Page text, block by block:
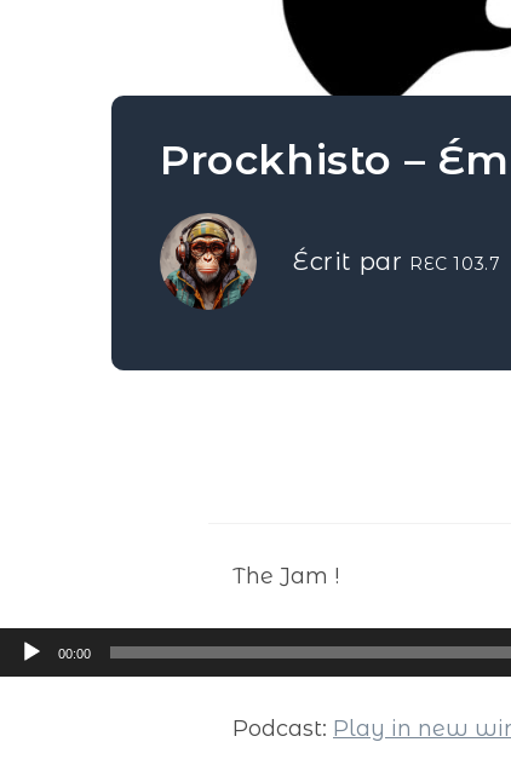
Prockhisto –
Écrit par REC 103.7
The Jam !
Lecteur
audio
00:00
Podcast: Play in new